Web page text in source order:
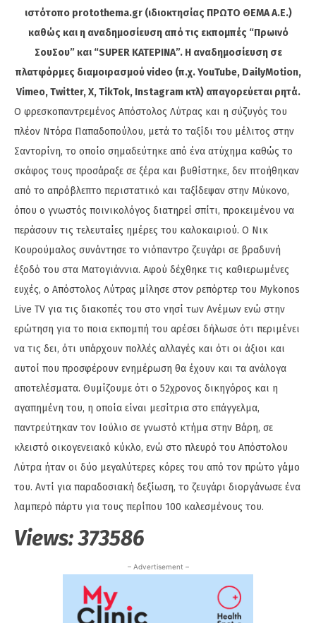
ιστότοπο protothema.gr (ιδιοκτησίας ΠΡΩΤΟ ΘΕΜΑ A.E.)
καθώς και η αναδημοσίευση από τις εκπομπές “Πρωινό
ΣουΣου” και “SUPER ΚΑΤΕΡΙΝΑ”. Η αναδημοσίευση σε
πλατφόρμες διαμοιρασμού video (π.χ. YouTube, DailyMotion,
Vimeo, Twitter, X, TikTok, Instagram κτλ) απαγορεύεται ρητά.
Ο φρεσκοπαντρεμένος Απόστολος Λύτρας και η σύζυγός του
πλέον Ντόρα Παπαδοπούλου, μετά το ταξίδι του μέλιτος στην
Σαντορίνη, το οποίο σημαδεύτηκε από ένα ατύχημα καθώς το
σκάφος τους προσάραξε σε ξέρα και βυθίστηκε, δεν πτοήθηκαν
από το απρόβλεπτο περιστατικό και ταξίδεψαν στην Μύκονο,
όπου ο γνωστός ποινικολόγος διατηρεί σπίτι, προκειμένου να
περάσουν τις τελευταίες ημέρες του καλοκαιριού. Ο Νικ
Κουρούμαλος συνάντησε το νιόπαντρο ζευγάρι σε βραδυνή
έξοδό του στα Ματογιάννια. Αφού δέχθηκε τις καθιερωμένες
ευχές, ο Απόστολος Λύτρας μίλησε στον ρεπόρτερ του Mykonos
Live TV για τις διακοπές του στο νησί των Ανέμων ενώ στην
ερώτηση για το ποια εκπομπή του αρέσει δήλωσε ότι περιμένει
να τις δει, ότι υπάρχουν πολλές αλλαγές και ότι οι άξιοι και
αυτοί που προσφέρουν ενημέρωση θα έχουν και τα ανάλογα
αποτελέσματα. Θυμίζουμε ότι ο 52χρονος δικηγόρος και η
αγαπημένη του, η οποία είναι μεσίτρια στο επάγγελμα,
παντρεύτηκαν τον Ιούλιο σε γνωστό κτήμα στην Βάρη, σε
κλειστό οικογενειακό κύκλο, ενώ στο πλευρό του Απόστολου
Λύτρα ήταν οι δύο μεγαλύτερες κόρες του από τον πρώτο γάμο
του. Αντί για παραδοσιακή δεξίωση, το ζευγάρι διοργάνωσε ένα
λαμπερό πάρτυ για τους περίπου 100 καλεσμένους του.
Views:373586
– Advertisement –